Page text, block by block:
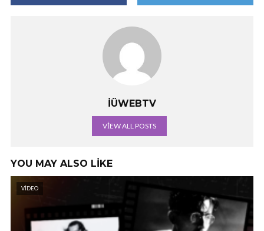
İÜWEBTV
VIEW ALL POSTS
YOU MAY ALSO LIKE
VIDEO